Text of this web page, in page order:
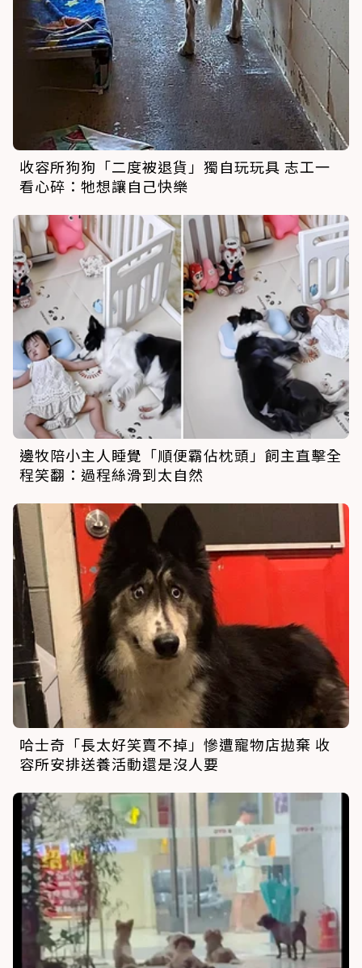
收容所狗狗「二度被退貨」獨自玩玩具 志工一
看心碎：牠想讓自己快樂
邊牧陪小主人睡覺「順便霸佔枕頭」飼主直擊全
程笑翻：過程絲滑到太自然
哈士奇「長太好笑賣不掉」慘遭寵物店拋棄 收
容所安排送養活動還是沒人要